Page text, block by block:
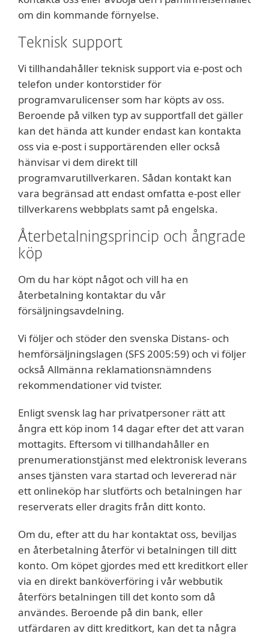
om din kommande förnyelse.
Teknisk support
Vi tillhandahåller teknisk support via e-post och
telefon under kontorstider för
programvarulicenser som har köpts av oss.
Beroende på vilken typ av supportfall det gäller
kan det hända att kunder endast kan kontakta
oss via e-post i supportärenden eller också
hänvisar vi dem direkt till
programvarutillverkaren. Sådan kontakt kan
vara begränsad att endast omfatta e-post eller
tillverkarens webbplats samt på engelska.
Återbetalningsprincip och ångrade
köp
Om du har köpt något och vill ha en
återbetalning kontaktar du vår
försäljningsavdelning.
Vi följer och stöder den svenska Distans- och
hemförsäljningslagen (SFS 2005:59) och vi följer
också Allmänna reklamationsnämndens
rekommendationer vid tvister.
Enligt svensk lag har privatpersoner rätt att
ångra ett köp inom 14 dagar efter det att varan
mottagits. Eftersom vi tillhandahåller en
prenumerationstjänst med elektronisk leverans
anses tjänsten vara startad och levererad när
ett onlineköp har slutförts och betalningen har
reserverats eller dragits från ditt konto.
Om du, efter att du har kontaktat oss, beviljas
en återbetalning återför vi betalningen till ditt
konto. Om köpet gjordes med ett kreditkort eller
via en direkt banköverföring i vår webbutik
återförs betalningen till det konto som då
användes. Beroende på din bank, eller
utfärdaren av ditt kreditkort, kan det ta några